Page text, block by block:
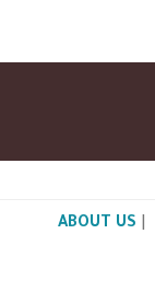
ABOUT US